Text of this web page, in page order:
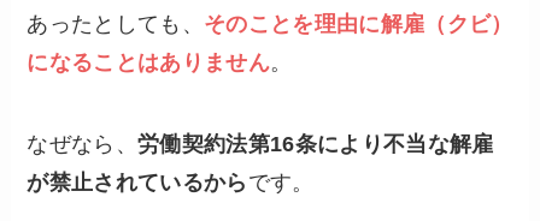
あったとしても、 そのことを理由に解雇（クビ）
になることはありません。
なぜなら、労働契約法第16条により不当な解雇
が禁止されているから です。